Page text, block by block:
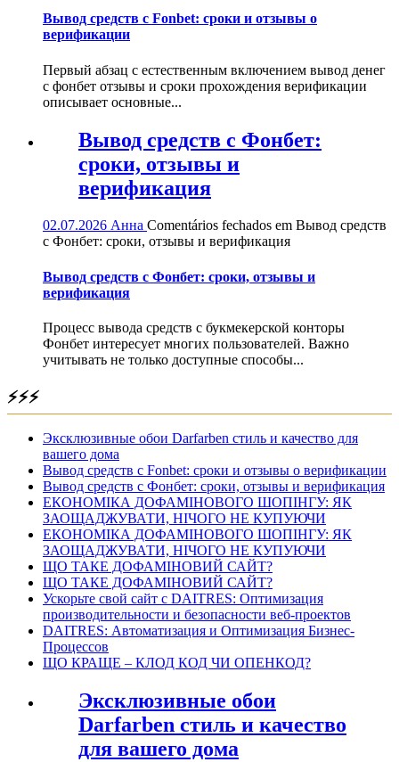
Вывод средств с Fonbet: сроки и отзывы о
верификации
Первый абзац с естественным включением вывод денег
с фонбет отзывы и сроки прохождения верификации
описывает основные...
Вывод средств с Фонбет:
сроки, отзывы и
верификация
02.07.2026 Анна Comentários fechados em Вывод средств
с Фонбет: сроки, отзывы и верификация
Вывод средств с Фонбет: сроки, отзывы и
верификация
Процесс вывода средств с букмекерской конторы
Фонбет интересует многих пользователей. Важно
учитывать не только доступные способы...
⚡⚡⚡
Эксклюзивные обои Darfarben стиль и качество для
вашего дома
Вывод средств с Fonbet: сроки и отзывы о верификации
Вывод средств с Фонбет: сроки, отзывы и верификация
ЕКОНОМІКА ДОФАМІНОВОГО ШОПІНГУ: ЯК
ЗАОЩАДЖУВАТИ, НІЧОГО НЕ КУПУЮЧИ
ЕКОНОМІКА ДОФАМІНОВОГО ШОПІНГУ: ЯК
ЗАОЩАДЖУВАТИ, НІЧОГО НЕ КУПУЮЧИ
ЩО ТАКЕ ДОФАМІНОВИЙ САЙТ?
ЩО ТАКЕ ДОФАМІНОВИЙ САЙТ?
Ускорьте свой сайт с DAITRES: Оптимизация
производительности и безопасности веб-проектов
DAITRES: Автоматизация и Оптимизация Бизнес-
Процессов
ЩО КРАЩЕ – КЛОД КОД ЧИ ОПЕНКОД?
Эксклюзивные обои
Darfarben стиль и качество
для вашего дома